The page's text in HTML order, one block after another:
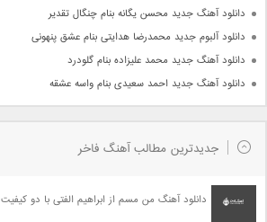
دانلود آهنگ جدید محسن یگانه بنام چنگال تقدیر
دانلود آلبوم جدید محمدرضا هدایتی بنام عشق پنهونی
دانلود آهنگ جدید محمد علیزاده بنام گلودرد
دانلود آهنگ جدید احمد سعیدی بنام واسه عشقه
جدیدترین مطالب آهنگ فاخر
دانلود آهنگ من مسم از ابراهیم الفتی با دو کیفیت